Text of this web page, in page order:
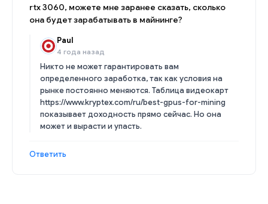
rtx 3060, можете мне заранее сказать, сколько
она будет зарабатывать в майнинге?
Paul
4 года назад
Никто не может гарантировать вам
определенного заработка, так как условия на
рынке постоянно меняются. Таблица видеокарт
https://www.kryptex.com/ru/best-gpus-for-mining
показывает доходность прямо сейчас. Но она
может и вырасти и упасть.
Ответить